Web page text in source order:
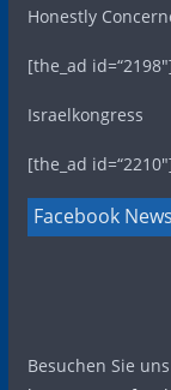
Honestly
[the_ad
Israelkongress
[the_ad
Facebook News
Besuchen Sie